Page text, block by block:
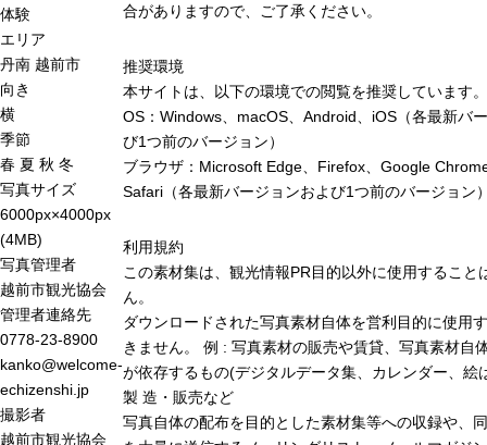
体験
エリア
丹南 越前市
向き
横
季節
春 夏 秋 冬
写真サイズ
6000px×4000px
(4MB)
写真管理者
越前市観光協会
管理者連絡先
0778-23-8900
kanko@welcome-
echizenshi.jp
撮影者
越前市観光協会
合がありますので、ご了承ください。
推奨環境
本サイトは、以下の環境での閲覧を推奨しています。
OS：Windows、macOS、Android、iOS（各最新バ
び1つ前のバージョン）
ブラウザ：Microsoft Edge、Firefox、Google
Safari（各最新バージョンおよび1つ前のバージョン
利用規約
この素材集は、観光情報PR目的以外に使用すること
ん。
ダウンロードされた写真素材自体を営利目的に使用
きません。 例 : 写真素材の販売や賃貸、写真素材自
が依存するもの(デジタルデータ集、カレンダー、絵
製 造・販売など
写真自体の配布を目的とした素材集等への収録や、